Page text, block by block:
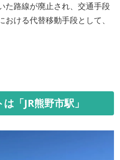
た路線が廃止され、交通手段
ける代替移動手段として、
「JR熊野市駅」